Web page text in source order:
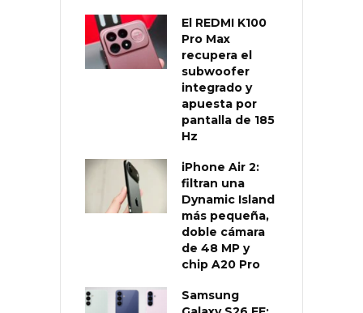
El REDMI K100
Pro Max
recupera el
subwoofer
integrado y
apuesta por
pantalla de 185
Hz
iPhone Air 2:
filtran una
Dynamic Island
más pequeña,
doble cámara
de 48 MP y
chip A20 Pro
Samsung